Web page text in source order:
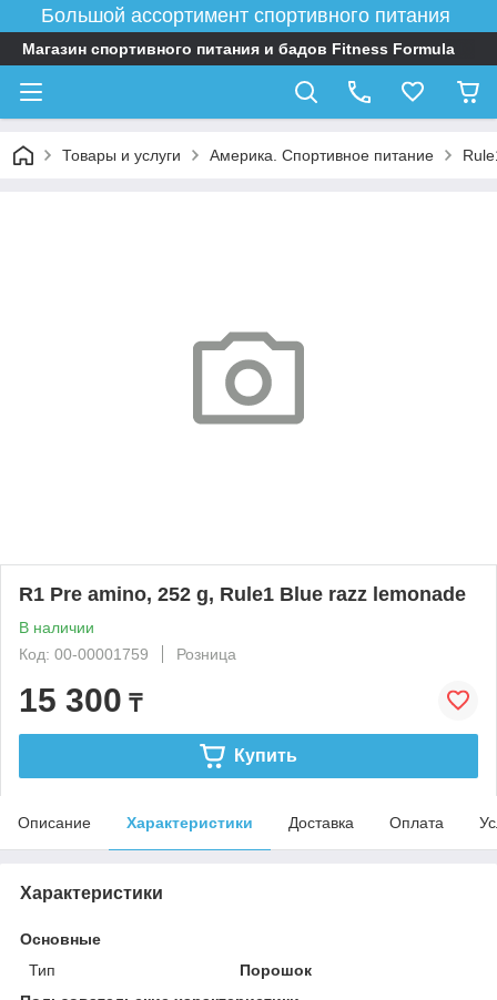
Большой ассортимент спортивного питания
Магазин спортивного питания и бадов Fitness Formula
Товары и услуги Америка. Спортивное питание
R1 Pre amino, 252 g, Rule1 Blue razz lemonade
В наличии
Код: 00-00001759
Розница
15 300 ₸
Купить
Описание Характеристики Доставка Оплата
Характеристики
Основные
Тип
Порошок